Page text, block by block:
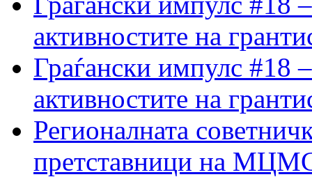
активностите на
Граѓански импулс #18
активностите на
Регионалната
претставници на МЦМС